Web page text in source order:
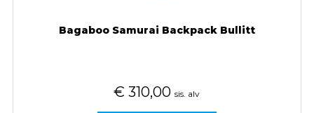
Bagaboo Samurai Backpack Bullitt
€ 310,00 sis. alv